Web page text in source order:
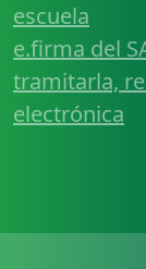
escuela
e.firma del
tramitarla,
electrónica